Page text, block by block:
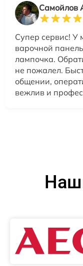
Самойлов
Супер сервис! У
варочной
лампочка.
не пожалел.
общении,
вежлив и